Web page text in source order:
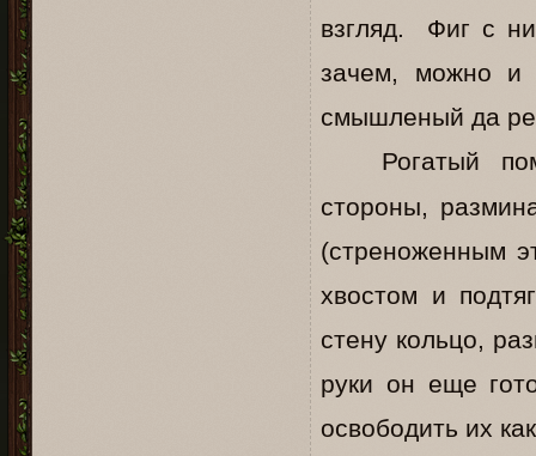
взгляд. Фиг с
зачем, можно и
смышленый да
Рогатый
стороны,
(стреноженным
хвостом и
стену кольцо,
руки он еще
освободить их